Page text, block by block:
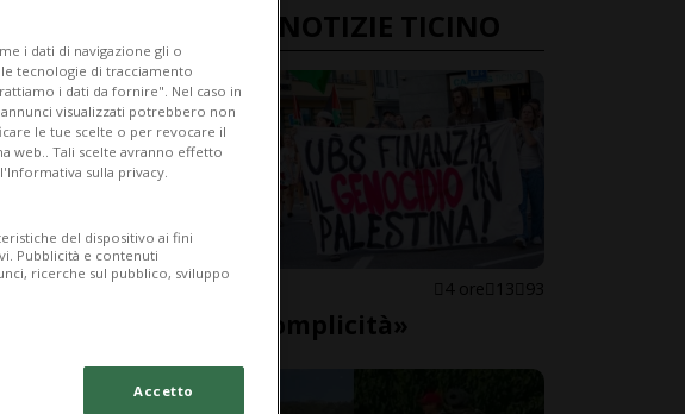
ULTIME NOTIZIE TICINO
LOCARNO 4 ore 13 93
«Basta complicità»
i dati di navigazione gli o
tecnologie di tracciamento
i dati da fornire". Nel caso in
visualizzati potrebbero non
le tue scelte o per revocare il
web.. Tali scelte avranno effetto
sulla privacy.
del dispositivo ai fini
Pubblicità e contenuti
ricerche sul pubblico, sviluppo
Accetto